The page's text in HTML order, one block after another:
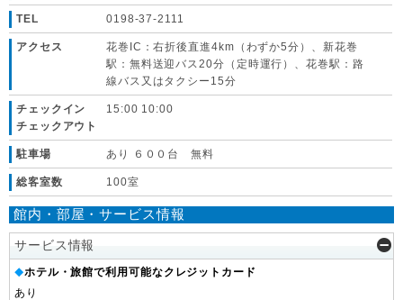
TEL 0198-37-2111
アクセス
花巻IC：右折後直進4km（わずか5分）、新花巻
駅：無料送迎バス20分（定時運行）、花巻駅：路
線バス又はタクシー15分
チェックイン
チェックアウト
15:00 10:00
駐車場 あり ６００台 無料
総客室数 100室
館内・部屋・サービス情報
サービス情報
◆ホテル・旅館で利用可能なクレジットカード
あり